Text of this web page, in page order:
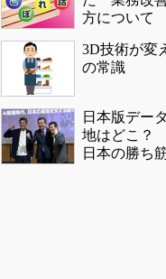
方について
3D技術が変
の常識
日本版デー
地はどこ？
日本の勝ち